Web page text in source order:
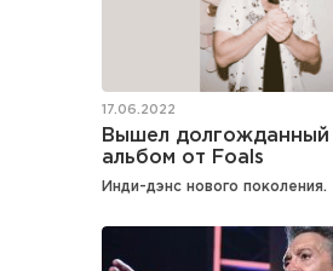
17.06.2022
Вышел долгожданный
альбом от Foals
Инди-дэнс нового поколения.